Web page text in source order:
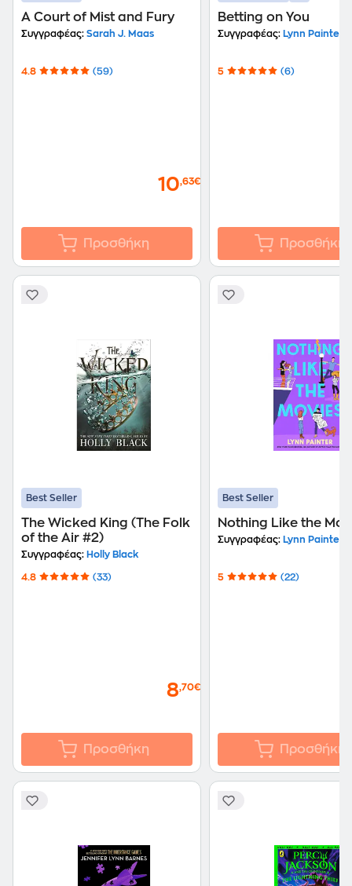
A Court of Mist and Fury
Συγγραφέας: Sarah J. Maas
4.8 (59)
10,63€
Προσθήκη
Betting on You
Συγγραφέας: Lynn Painter
5 (6)
Προσθήκη
Best Seller
The Wicked King (The Folk
of the Air #2)
Συγγραφέας: Holly Black
4.8 (33)
8,70€
Προσθήκη
Best Seller
Nothing Like the
Συγγραφέας: Lynn Painter
5 (22)
Προσθήκη